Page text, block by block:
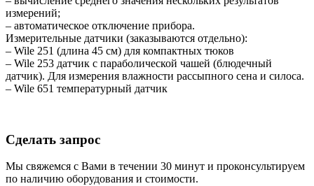
измерений;
– автоматическое отключение прибора.
Измерительные датчики (заказываются отдельно):
– Wile 251 (длина 45 см) для компактных тюков
– Wile 253 датчик с параболической чашей (блюдечный
датчик). Для измерения влажности рассыпного сена и силоса.
– Wile 651 температурный датчик
Сделать запрос
Мы свяжемся с Вами в течении 30 минут и проконсультируем
по наличию оборудования и стоимости.